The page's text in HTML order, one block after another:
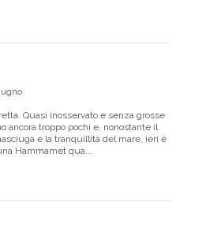
Quasi inosservato e senza grosse
ancora troppo pochi e, nonostante il
e la tranquillità del mare, ieri è
Hammamet qua...